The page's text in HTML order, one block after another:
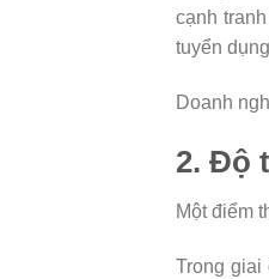
cạnh
tuyển
Doanh
2. Độ
Một điểm
Trong